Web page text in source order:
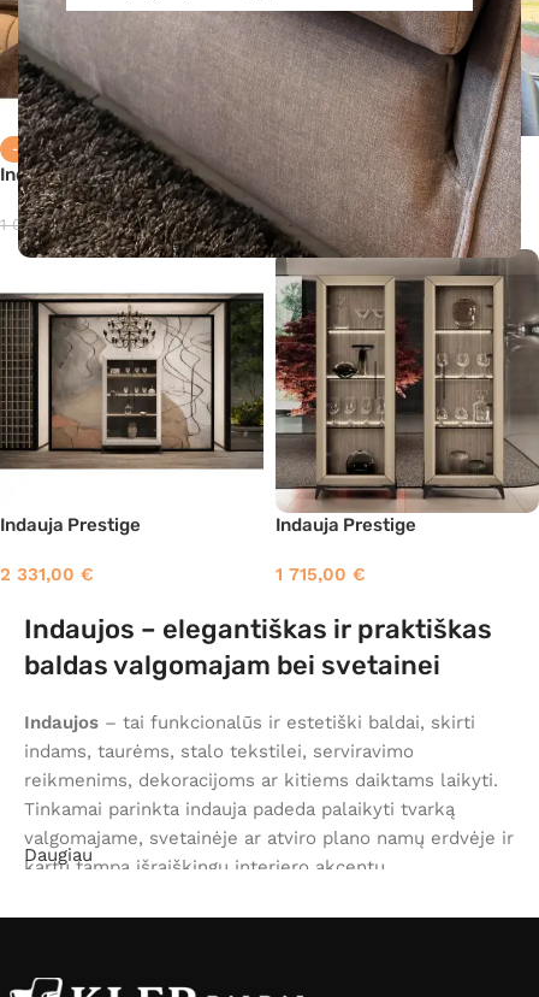
-50%
Indauja Evolution
1 005,00€ 500,00€
-35%
Indauja Olimpia
2 187,00€ 1 422,00€
Indauja Prestige
2 331,00 €
Indauja Prestige
1 715,00 €
Indaujos – elegantiškas ir praktiškas
baldas valgomajam bei svetainei
Indaujos – tai funkcionalūs ir estetiški baldai, skirti
indams, taurėms, stalo tekstilei, serviravimo
reikmenims, dekoracijoms ar kitiems daiktams laikyti.
Tinkamai parinkta indauja padeda palaikyti tvarką
valgomajame, svetainėje ar atviro plano namų erdvėje ir
kartu tampa išraiškingu interjero akcentu.
Šioje kategorijoje rasite įvairaus dizaino indaujas,
ar prabangesnio stiliaus interjerams. Indauja gali būti
Daugiau